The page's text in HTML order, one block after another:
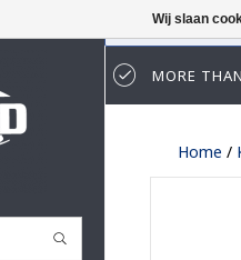
(0)
MORE
Home /
Wij slaan